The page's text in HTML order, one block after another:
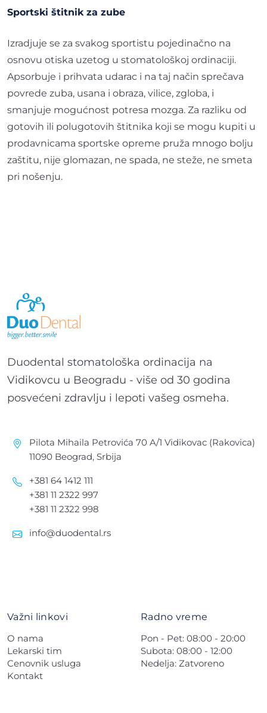
Sportski štitnik za zube
Izradjuje se za svakog sportistu pojedinačno na
osnovu otiska uzetog u stomatološkoj ordinaciji.
Apsorbuje i prihvata udarac i na taj način sprečava
povrede zuba, usana i obraza, vilice, zgloba, i
smanjuje mogućnost potresa mozga. Za razliku od
gotovih ili polugotovih štitnika koji se mogu kupiti u
prodavnicama sportske opreme pruža mnogo bolju
zaštitu, nije glomazan, ne spada, ne steže, ne smeta
pri nošenju.
Duodental stomatološka ordinacija na
Vidikovcu u Beogradu - više od 30 godina
posvećeni zdravlju i lepoti vašeg osmeha.
Pilota Mihaila Petrovića 70 A/1 Vidikovac (Rakovica)
11090 Beograd, Srbija
+381 64 1412 111
+381 11 2322 997
+381 11 2322 998
info@duodental.rs
Važni linkovi
O nama
Lekarski tim
Cenovnik usluga
Kontakt
Radno vreme
Pon - Pet: 08:00 - 20:00
Subota: 08:00 - 12:00
Nedelja: Zatvoreno